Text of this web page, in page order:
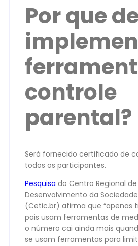
Por que
controle
parental?
Será fornecido certificado de
todos os participantes.
Pesquisa do Centro Regional
Desenvolvimento da
(Cetic.br) afirma que “apenas
pais usam ferramentas de
o número cai ainda mais
se usam ferramentas para